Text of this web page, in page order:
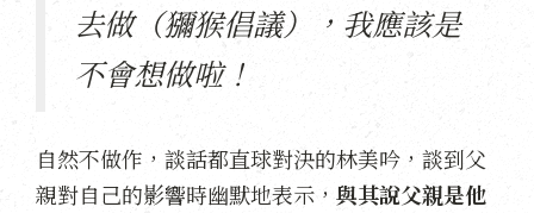
去做（獼猴倡議），我應該是
不會想做啦！
自然不做作，談話都直球對決的林美吟，談到父
親對自己的影響時幽默地表示， 與其說父親是他